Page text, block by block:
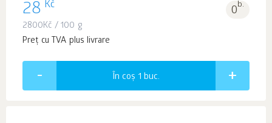
28 Kč 0b.
2800Kč / 100 g
Preț cu TVA plus livrare
În coș 1 buc.